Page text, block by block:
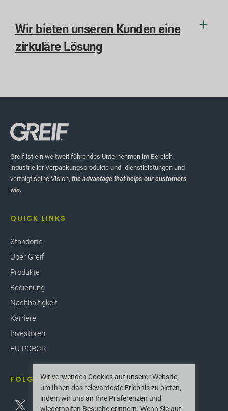
Wir bieten unseren Kunden eine
zirkuläre Lösung
Greif ist ein weltweit führendes Unternehmen im Bereich
industrieller Verpackungsprodukte und -dienstleistungen und
verfolgt seine Vision, the advantage that helps our customers
win.
QUICK LINKS
Standorte
Über Greif
Produkte
Bedienung
Nachhaltigkeit
Karriere
Investoren
EU PCBCR
FOLGEN SIE UNS
Wir verwenden Cookies auf unserer Website,
um Ihnen das relevanteste Erlebnis zu bieten,
indem wir uns an Ihre Präferenzen und
wiederholten Besuche erinnern. Wenn Sie auf